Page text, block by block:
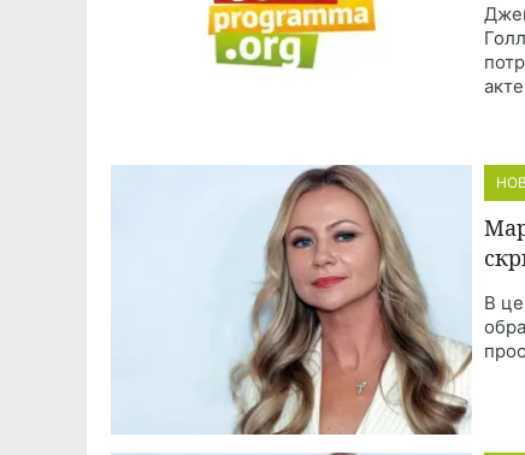
В